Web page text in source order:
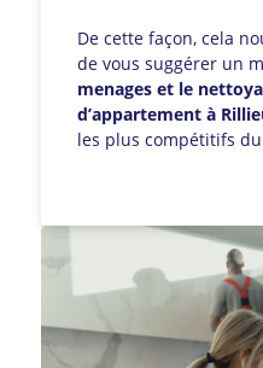
De cette façon, cela
de vous suggérer un
menages et le
d’appartement à
les plus compétitifs